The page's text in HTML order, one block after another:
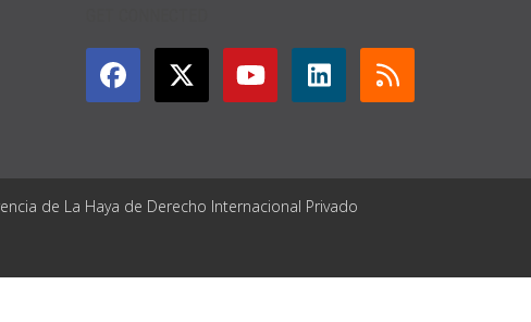
de La Haya de Derecho Internacional Privado